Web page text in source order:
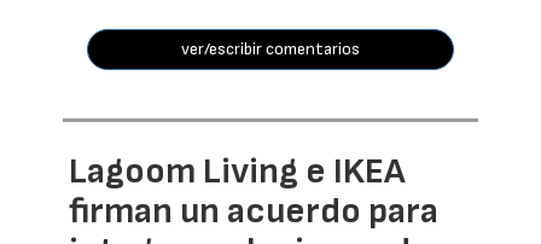
ver/escribir comentarios
Lagoom Living e IKEA
firman un acuerdo para